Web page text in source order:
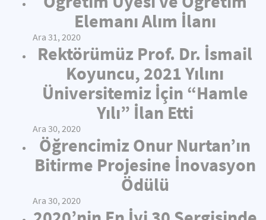
Elemanı Alım İlanı
Ara 31, 2020
Rektörümüz Prof. Dr. İsmail
Koyuncu, 2021 Yılını
Üniversitemiz İçin “Hamle
Yılı” İlan Etti
Ara 30, 2020
Öğrencimiz Onur Nurtan’ın
Bitirme Projesine İnovasyon
Ödülü
Ara 30, 2020